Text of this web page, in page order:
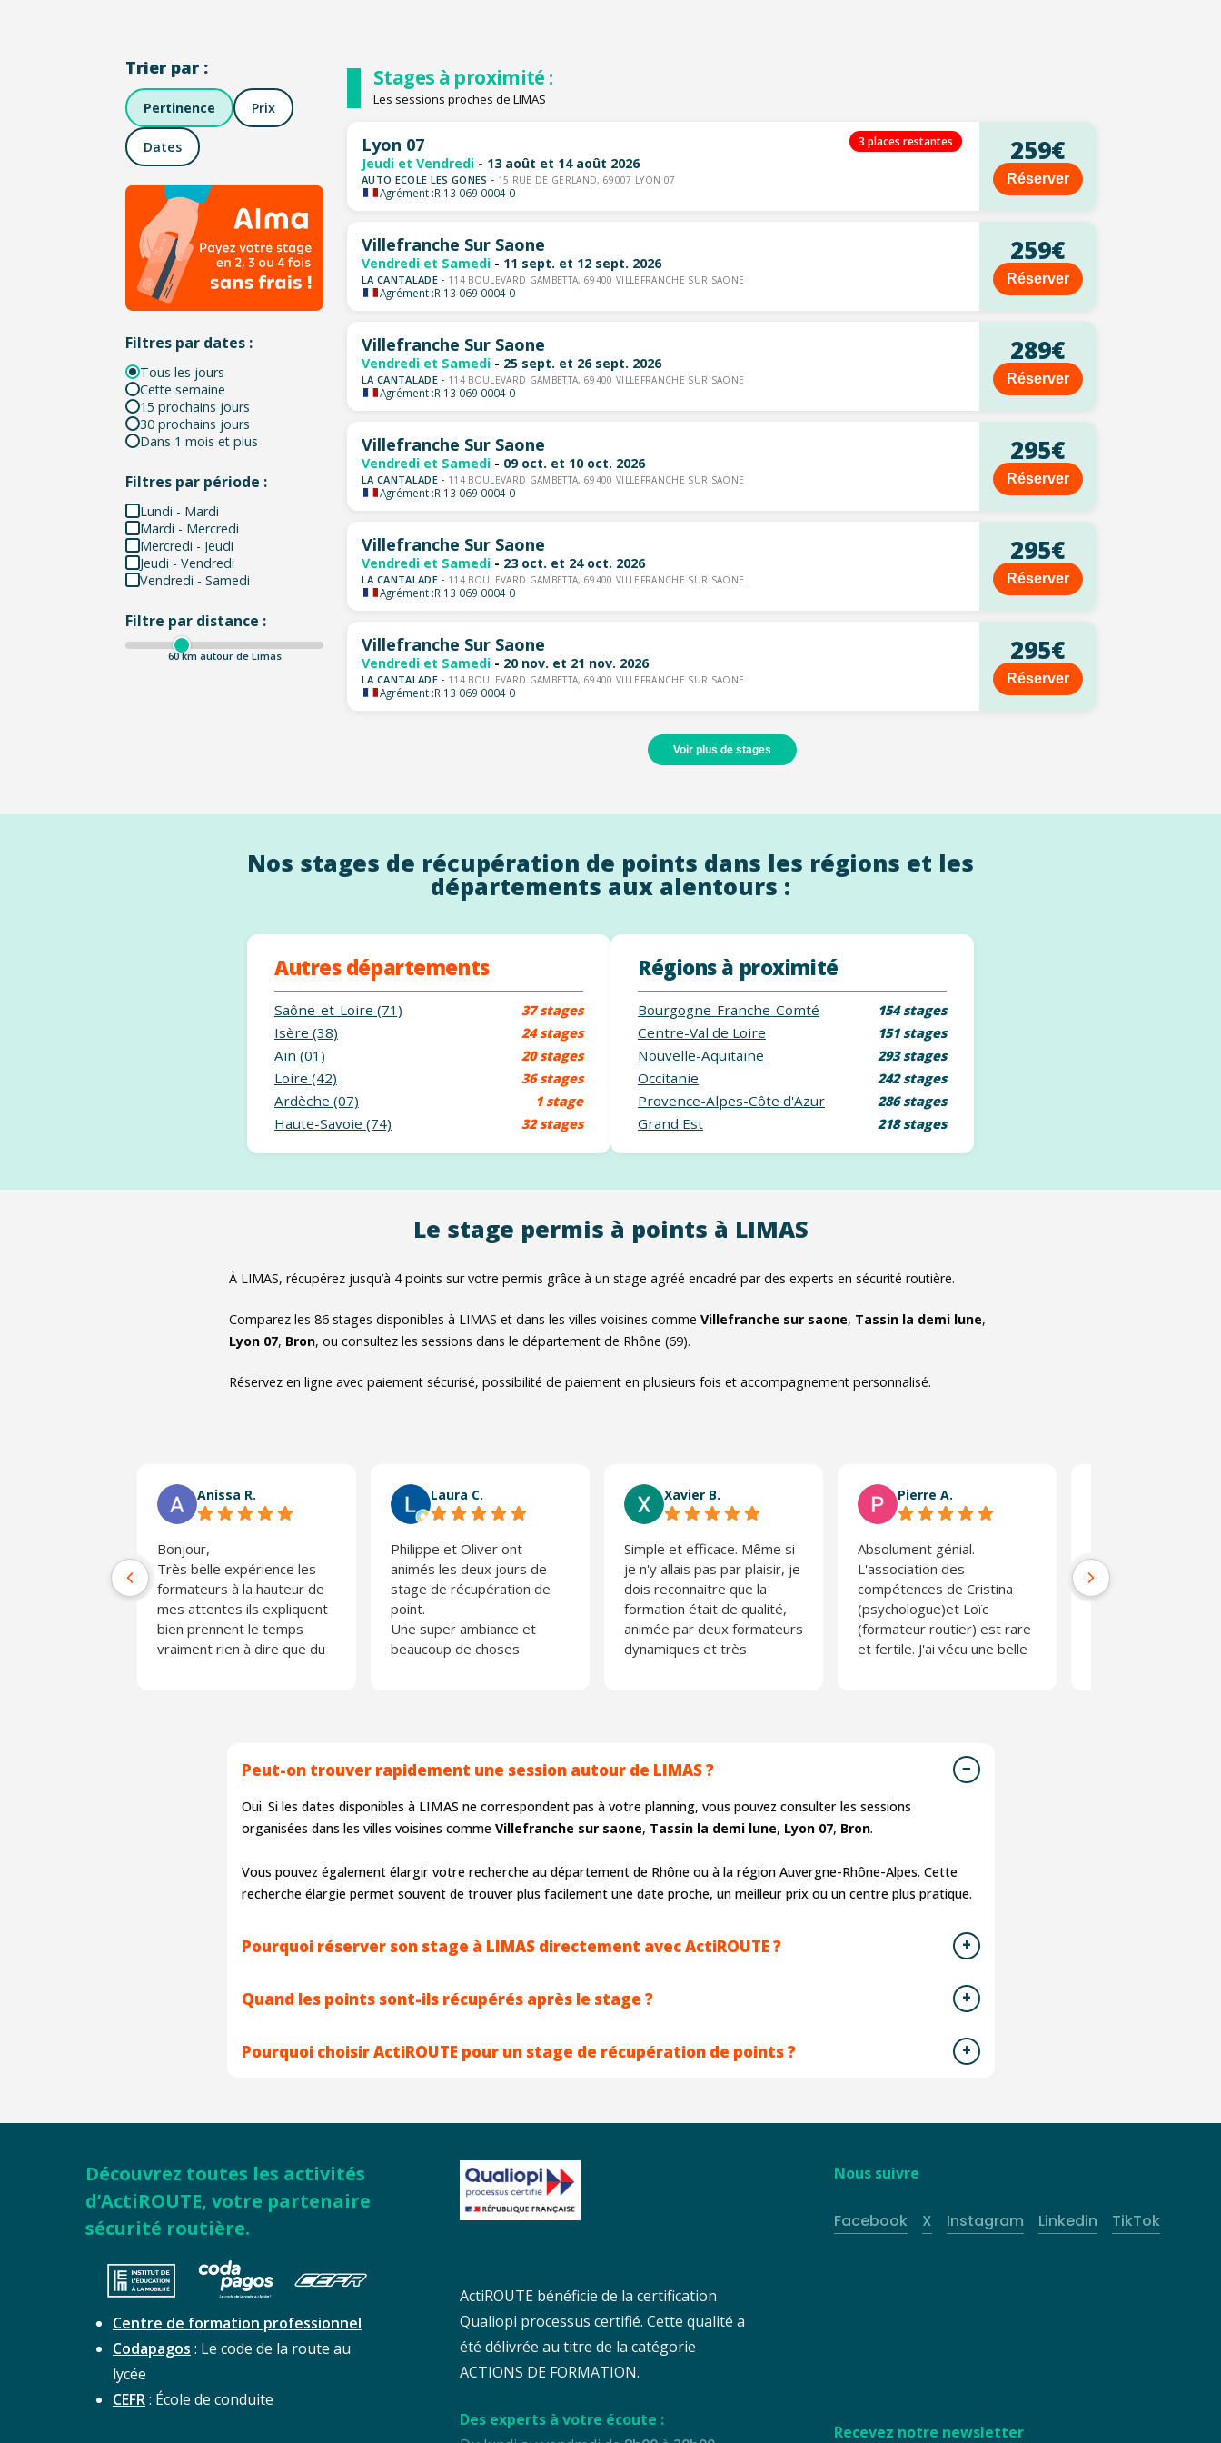
Trier par :
Pertinence Prix
Dates
Filtres par dates :
Tous les jours
Cette semaine
15 prochains jours
30 prochains jours
Dans 1 mois et plus
Filtres par période :
Lundi - Mardi
Mardi - Mercredi
Mercredi - Jeudi
Jeudi - Vendredi
Vendredi - Samedi
Filtre par distance :
60km autour de Limas
Stages à proximité :
Les sessions proches de LIMAS
Lyon 07
Jeudi et Vendredi - 13 août et 14 août 2026
AUTO ECOLE LES GONES - 15 RUE DE GERLAND, 69007 LYON 07
Agrément :R 13 069 0004 0
3 places restantes 259€
Réserver
Villefranche Sur Saone
Vendredi et Samedi - 11 sept. et 12 sept. 2026
LA CANTALADE - 114 BOULEVARD GAMBETTA, 69400 VILLEFRANCHE SUR SAONE
Agrément :R 13 069 0004 0
259€
Réserver
Villefranche Sur Saone
Vendredi et Samedi - 25 sept. et 26 sept. 2026
LA CANTALADE - 114 BOULEVARD GAMBETTA, 69400 VILLEFRANCHE SUR SAONE
Agrément :R 13 069 0004 0
289€
Réserver
Villefranche Sur Saone
Vendredi et Samedi - 09 oct. et 10 oct. 2026
LA CANTALADE - 114 BOULEVARD GAMBETTA, 69400 VILLEFRANCHE SUR SAONE
Agrément :R 13 069 0004 0
295€
Réserver
Villefranche Sur Saone
Vendredi et Samedi - 23 oct. et 24 oct. 2026
LA CANTALADE - 114 BOULEVARD GAMBETTA, 69400 VILLEFRANCHE SUR SAONE
Agrément :R 13 069 0004 0
295€
Réserver
Villefranche Sur Saone
Vendredi et Samedi - 20 nov. et 21 nov. 2026
LA CANTALADE - 114 BOULEVARD GAMBETTA, 69400 VILLEFRANCHE SUR SAONE
Agrément :R 13 069 0004 0
295€
Réserver
Voir plus de stages
Nos stages de récupération de points dans les régions et les
départements aux alentours :
Autres départements
Saône-et-Loire (71) 37 stages
Isère (38) 24 stages
Ain (01) 20 stages
Loire (42) 36 stages
Ardèche (07) 1 stage
Haute-Savoie (74) 32 stages
Régions à proximité
Bourgogne-Franche-Comté 154 stages
Centre-Val de Loire 151 stages
Nouvelle-Aquitaine 293 stages
Occitanie 242 stages
Provence-Alpes-Côte d'Azur 286 stages
Grand Est 218 stages
Le stage permis à points à LIMAS
À LIMAS, récupérez jusqu’à 4 points sur votre permis grâce à un stage agréé encadré par des experts en sécurité routière.
Comparez les 86 stages disponibles à LIMAS et dans les villes voisines comme Villefranche sur saone, Tassin la demi lune,
Lyon 07, Bron, ou consultez les sessions dans le département de Rhône (69).
Réservez en ligne avec paiement sécurisé, possibilité de paiement en plusieurs fois et accompagnement personnalisé.
Anissa R.
Bonjour,
Très belle expérience les
formateurs à la hauteur de
mes attentes ils expliquent
bien prennent le temps
vraiment rien à dire que du
Laura C.
Philippe et Oliver ont
animés les deux jours de
stage de récupération de
point.
Une super ambiance et
beaucoup de choses
Xavier B.
Simple et efficace. Même si
je n'y allais pas par plaisir, je
dois reconnaitre que la
formation était de qualité,
animée par deux formateurs
dynamiques et très
Pierre A.
Absolument génial.
L'association des
compétences de Cristina
(psychologue)et Loïc
(formateur routier) est rare
et fertile. J'ai vécu une belle
l'on prend
risques d'une
Peut-on trouver rapidement une session autour de LIMAS ?
Oui. Si les dates disponibles à LIMAS ne correspondent pas à votre planning, vous pouvez consulter les sessions
organisées dans les villes voisines comme Villefranche sur saone, Tassin la demi lune, Lyon 07, Bron.
Vous pouvez également élargir votre recherche au département de Rhône ou à la région Auvergne-Rhône-Alpes. Cette
recherche élargie permet souvent de trouver plus facilement une date proche, un meilleur prix ou un centre plus pratique.
Pourquoi réserver son stage à LIMAS directement avec ActiROUTE ?
Quand les points sont-ils récupérés après le stage ?
Pourquoi choisir ActiROUTE pour un stage de récupération de points ?
Découvrez toutes les activités
d’ActiROUTE, votre partenaire
sécurité routière.
Centre de formation professionnel
Codapagos : Le code de la route au
lycée
CEFR: École de conduite
ActiROUTE bénéficie de la certification
Qualiopi processus certifié. Cette qualité a
été délivrée au titre de la catégorie
ACTIONS DE FORMATION.
Des experts à votre écoute :
Nous suivre
Facebook X Instagram Linkedin TikTok
Recevez notre newsletter